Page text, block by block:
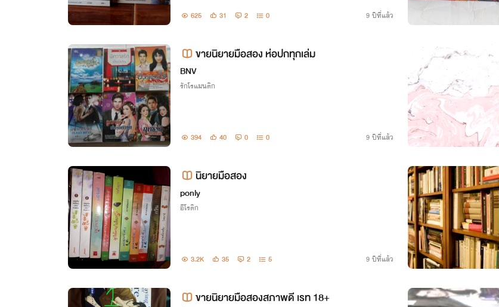
625 31 2 0 9 ปีที่แล้ว
ขายนิยายมือสอง ห่อปกทุกเล่ม
BNV
รักโรแมนติก
394 40 0 0 9 ปีที่แล้ว
นิยายมือสอง
ponly
อีโรติก
3.2K 35 2 5 9 ปีที่แล้ว
ขายนิยายมือสองสภาพดี เรท 18+